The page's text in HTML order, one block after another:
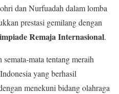
dan Nurfuadah dalam lomba
prestasi gemilang dengan
Remaja Internasional.
mata tentang meraih
yang berhasil
menekuni bidang olahraga